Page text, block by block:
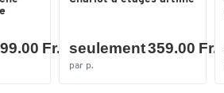
Fr. seulement 359.00 Fr.
par p.